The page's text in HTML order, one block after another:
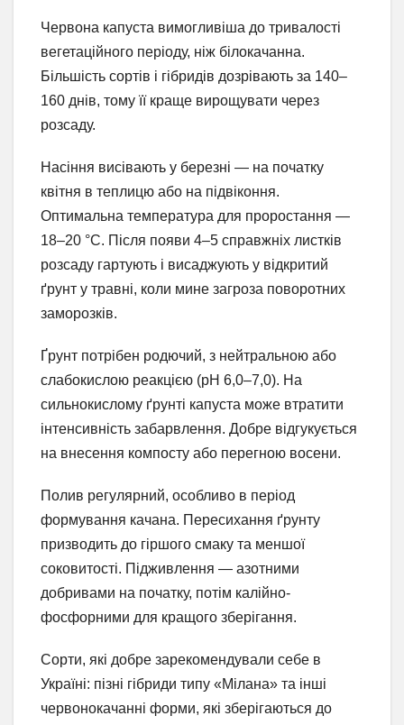
Червона капуста вимогливіша до тривалості
вегетаційного періоду, ніж білокачанна.
Більшість сортів і гібридів дозрівають за 140–
160 днів, тому її краще вирощувати через
розсаду.
Насіння висівають у березні — на початку
квітня в теплицю або на підвіконня.
Оптимальна температура для проростання —
18–20 °C. Після появи 4–5 справжніх листків
розсаду гартують і висаджують у відкритий
ґрунт у травні, коли мине загроза поворотних
заморозків.
Ґрунт потрібен родючий, з нейтральною або
слабокислою реакцією (pH 6,0–7,0). На
сильнокислому ґрунті капуста може втратити
інтенсивність забарвлення. Добре відгукується
на внесення компосту або перегною восени.
Полив регулярний, особливо в період
формування качана. Пересихання ґрунту
призводить до гіршого смаку та меншої
соковитості. Підживлення — азотними
добривами на початку, потім калійно-
фосфорними для кращого зберігання.
Сорти, які добре зарекомендували себе в
Україні: пізні гібриди типу «Мілана» та інші
червонокачанні форми, які зберігаються до